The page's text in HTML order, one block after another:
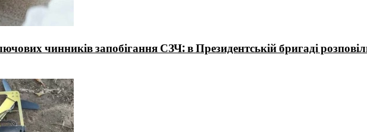
чинників запобігання СЗЧ: в Президентській бригаді